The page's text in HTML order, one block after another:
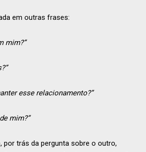
em outras frases:
mim?”
esse relacionamento?”
mim?”
por trás da pergunta sobre o outro,